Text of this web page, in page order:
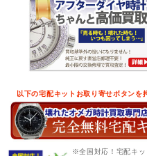
以下の宅配キットお取り寄せボタンを
※全国対応！宅配キッ